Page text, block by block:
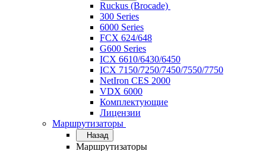
Ruckus (Brocade)
300 Series
6000 Series
FCX 624/648
G600 Series
ICX 6610/6430/6450
ICX 7150/7250/7450/7550/7750
NetIron CES 2000
VDX 6000
Комплектующие
Лицензии
Маршрутизаторы
Назад
Маршрутизаторы